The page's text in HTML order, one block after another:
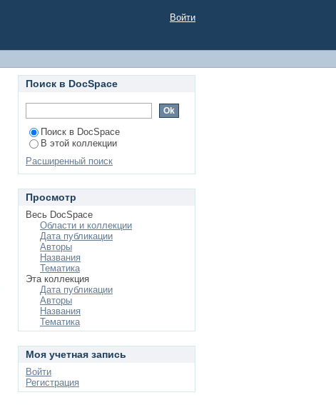
Войти
Поиск в DocSpace
Поиск в DocSpace
В этой коллекции
Расширенный поиск
Просмотр
Весь DocSpace
Области и коллекции
Дата публикации
Авторы
Названия
Тематика
Эта коллекция
Дата публикации
Авторы
Названия
Тематика
Моя учетная запись
Войти
Регистрация